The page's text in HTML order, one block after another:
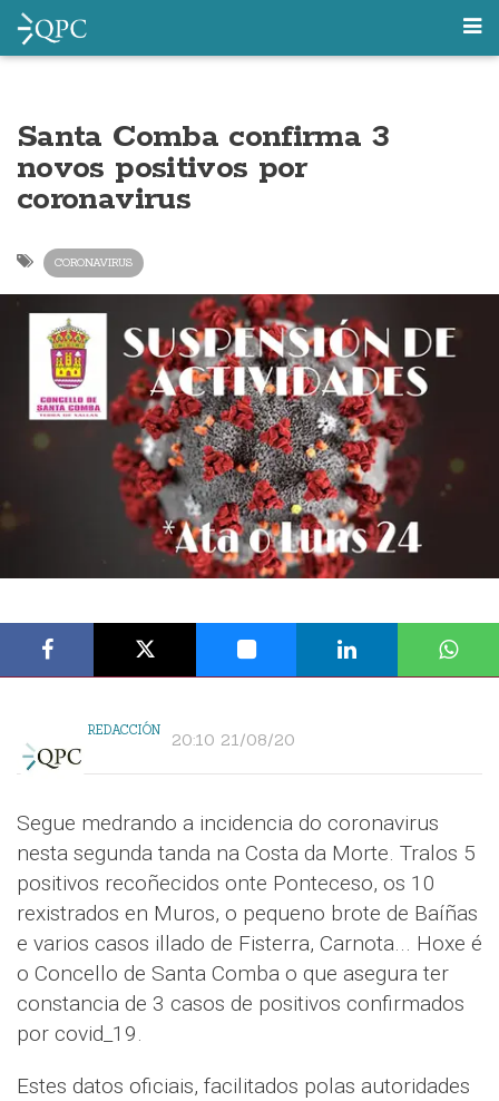
Santa Comba confirma 3
novos positivos por
coronavirus
CORONAVIRUS
REDACCIÓN 20:10 21/08/20
Segue medrando a incidencia do coronavirus
nesta segunda tanda na Costa da Morte. Tralos 5
positivos recoñecidos onte Ponteceso, os 10
rexistrados en Muros, o pequeno brote de Baíñas
e varios casos illado de Fisterra, Carnota... Hoxe é
o Concello de Santa Comba o que asegura ter
constancia de 3 casos de positivos confirmados
por covid_19.
Estes datos oficiais, facilitados polas autoridades